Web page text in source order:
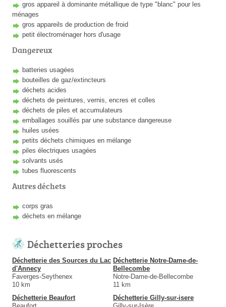
gros appareil à dominante métallique de type "blanc" pour les
ménages
gros appareils de production de froid
petit électroménager hors d'usage
Dangereux
batteries usagées
bouteilles de gaz/extincteurs
déchets acides
déchets de peintures, vernis, encres et colles
déchets de piles et accumulateurs
emballages souillés par une substance dangereuse
huiles usées
petits déchets chimiques en mélange
piles électriques usagées
solvants usés
tubes fluorescents
Autres déchets
corps gras
déchets en mélange
Déchetteries proches
Déchetterie des Sources du Lac
d'Annecy
Faverges-Seythenex
10 km
Déchetterie Notre-Dame-de-
Bellecombe
Notre-Dame-de-Bellecombe
11 km
Déchetterie Beaufort
Déchetterie Gilly-sur-isere